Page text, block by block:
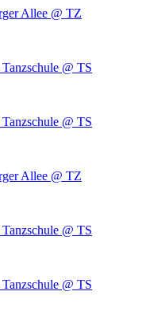
Allee @ TZ
@ TS
@ TS
Allee @ TZ
@ TS
@ TS